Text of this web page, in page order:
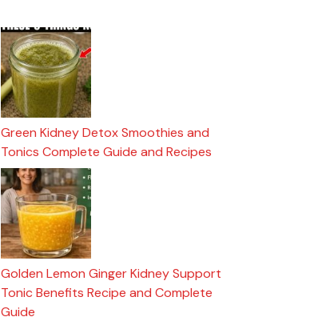
Green Kidney Detox Smoothies and
Tonics Complete Guide and Recipes
Golden Lemon Ginger Kidney Support
Tonic Benefits Recipe and Complete
Guide